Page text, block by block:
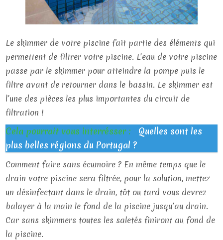
Le skimmer de votre piscine fait partie des éléments qui
permettent de filtrer votre piscine. L’eau de votre piscine
passe par le skimmer pour atteindre la pompe puis le
filtre avant de retourner dans le bassin. Le skimmer est
l’une des pièces les plus importantes du circuit de
filtration !
Cela pourrait vous interrésser :
Quelles sont les
plus belles régions du Portugal ?
Comment faire sans écumoire ? En même temps que le
drain votre piscine sera filtrée, pour la solution, mettez
un désinfectant dans le drain, tôt ou tard vous devrez
balayer à la main le fond de la piscine jusqu’au drain.
Car sans skimmers toutes les saletés finiront au fond de
la piscine.